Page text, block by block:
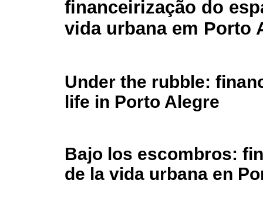
financeirização do
vida urbana em Porto
Under the rubble:
life in Porto Alegre
Bajo los escombros:
de la vida urbana en